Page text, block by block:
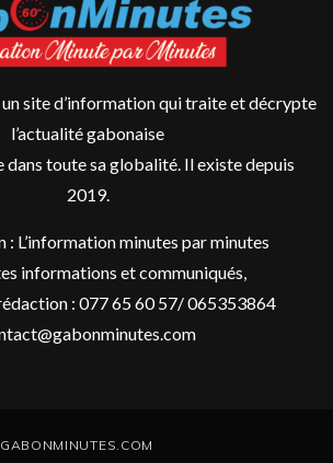
site d’information qui traite et décrypte
l’actualité gabonaise
toute sa globalité. Il existe depuis
2019.
: L’information minutes par minutes
informations et communiqués,
: 077 65 60 57/ 065353864